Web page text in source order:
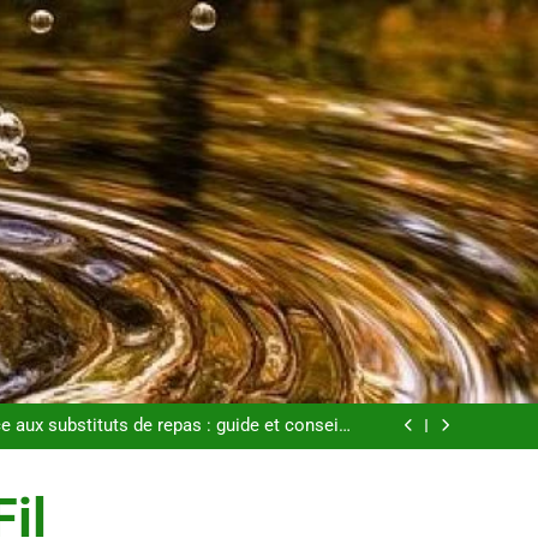
ce qu’il faut savoir sur les saignements
clés pour créer une entreprise solide
aux substituts de repas : guide et conseils
pratiques
perdre du poids rapidement et durable
aux substituts de repas : guide et conseils
perdre du poids rapidement et durable